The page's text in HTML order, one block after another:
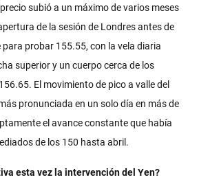
subió a un máximo de varios meses
de la sesión de Londres antes de
probar 155.55, con la vela diaria
superior y un cuerpo cerca de los
El movimiento de pico a valle del
pronunciada en un solo día en más de
el avance constante que había
de los 150 hasta abril.
esta vez la intervención del Yen?